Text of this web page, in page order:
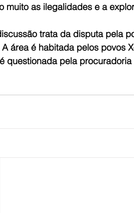
muito as ilegalidades e a
trata da disputa pela
área é habitada pelos povos
questionada pela